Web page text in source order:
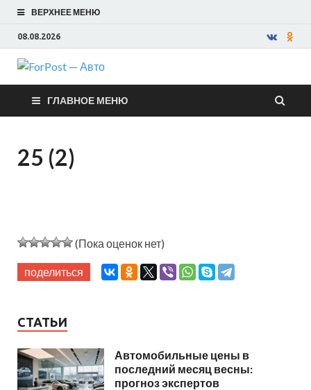
ВЕРХНЕЕ МЕНЮ
08.08.2026
ForPost —
Авто
ГЛАВНОЕ МЕНЮ
25 (2)
(Пока оценок нет)
поделиться
СТАТЬИ
Автомобильные цены в
последний месяц весны:
прогноз экспертов